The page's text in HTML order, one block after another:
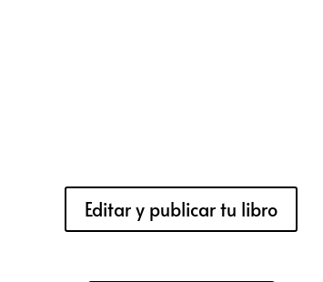
Editar y publicar tu libro